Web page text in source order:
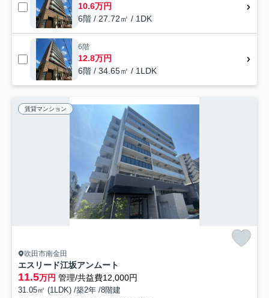
10.6万円
6階 / 27.72㎡ / 1DK
6階
12.8万円
6階 / 34.65㎡ / 1LDK
賃貸マンション
吹田市南金田
エスリード江坂アンムート
11.5万円 管理/共益費12,000円
31.05㎡ (1LDK) /築2年 /8階建